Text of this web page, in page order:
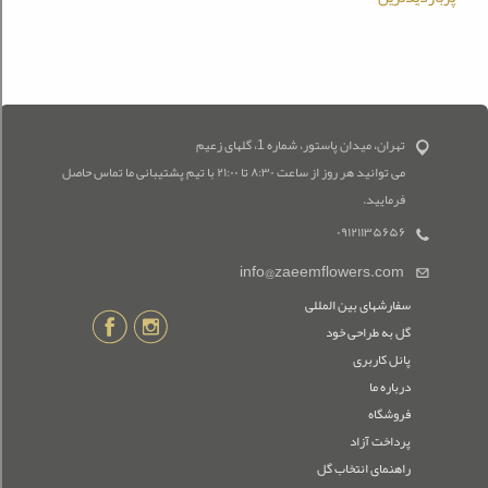
تهران، میدان پاستور، شماره 1، گلهای زعیم
می توانید هر روز از ساعت ۸:۳۰ تا ۲۱:۰۰ با تیم پشتیبانی ما تماس حاصل
فرمایید.
۰۹۱۲۱۱۳۵۶۵۶
info@zaeemflowers.com
سفارشهای بین المللی
گل به طراحی خود
پانل کاربری
درباره ما
فروشگاه
پرداخت آزاد
راهنمای انتخاب گل